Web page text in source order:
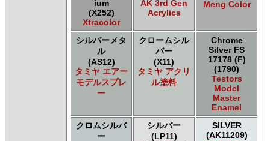
ium
(X252)
Xtracolor
AK 3rd Gen
Acrylics
Meng Color
シルバーメタ
ル
(AS12)
タミヤ エアー
モデルスプレ
ー
クロームシル
バー
(X11)
タミヤ アクリ
ル塗料
Chrome
Silver FS
17178 (F)
(1790)
Testors
Model
Master
Enamel
クロムシルバ
ー
シルバー
(LP11)
SILVER
(AK11209)